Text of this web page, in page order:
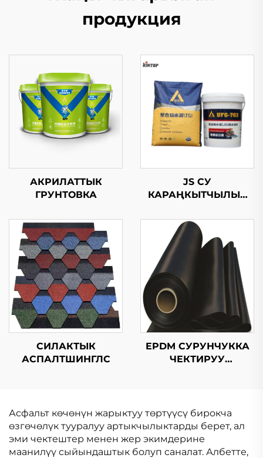
продукция
АКРИЛАТТЫК
ГРУНТОВКА
JS СУ
КАРАҢКЫТЧЫЛЫК
СИЛАКТЫК
АСПАЛТШИНГЛС
EPDM СУРУНЧУККА
ЧЕКТИРУУ
Асфальт көчөнүн жарыктуу төртүүсү бирокча
өзгөчөлүк тууралуу артыкчылыктарды берет, ал
эми чектештер менен жер экимдерине
маанилүү сыйындаштык болуп саналат. Албетте,